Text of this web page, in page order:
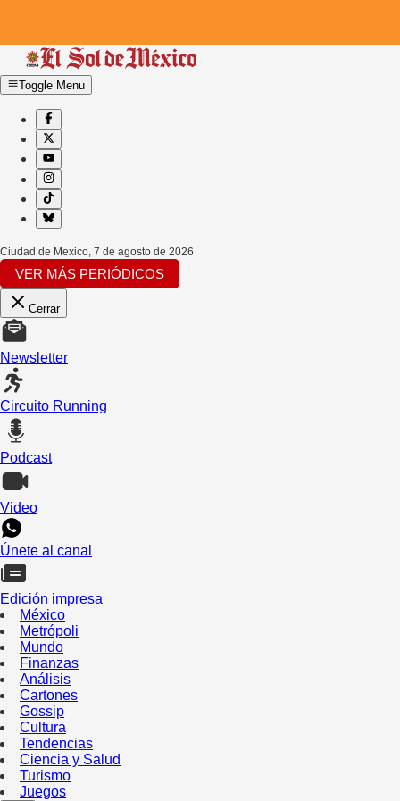
Toggle Menu
Ciudad de Mexico, 7 de agosto de 2026
VER MÁS PERIÓDICOS
Cerrar
Newsletter
Circuito Running
Podcast
Video
Únete al canal
Edición impresa
México
Metrópoli
Mundo
Finanzas
Análisis
Cartones
Gossip
Cultura
Tendencias
Ciencia y Salud
Turismo
Juegos